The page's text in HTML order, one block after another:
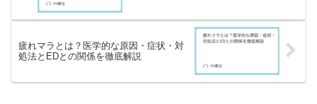
疲れマラとは？医学的な原因・症状・対
処法とEDとの関係を徹底解説